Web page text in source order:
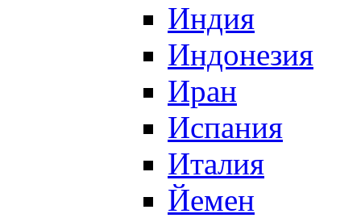
Индия
Индонезия
Иран
Испания
Италия
Йемен